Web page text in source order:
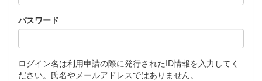
パスワード
ログイン名は利用申請の際に発行されたID情報を入力してく
ださい。氏名やメールアドレスではありません。